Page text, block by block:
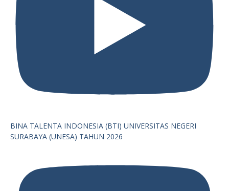
BINA TALENTA INDONESIA (BTI) UNIVERSITAS NEGERI
SURABAYA (UNESA) TAHUN 2026